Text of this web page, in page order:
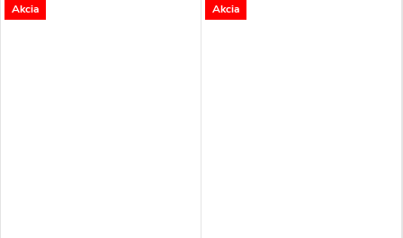
Akcia Akcia